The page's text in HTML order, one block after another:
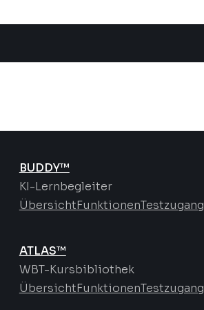
BUDDY™
KI-Lernbegleiter
ÜbersichtFunktionenTestzugang
ATLAS™
WBT-Kursbibliothek
ÜbersichtFunktionenTestzugang